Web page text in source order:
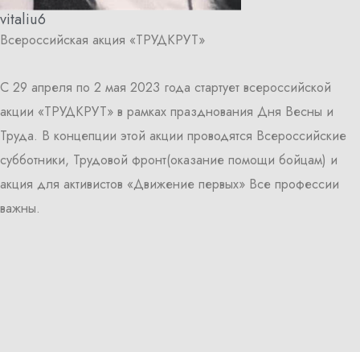
vitaliu6
Всероссийская акция «ТРУДКРУТ»
С 29 апреля по 2 мая 2023 года стартует всероссийской
акции «ТРУДКРУТ» в рамках празднования Дня Весны и
Труда. В концепции этой акции проводятся Всероссийские
субботники, Трудовой фронт(оказание помощи бойцам) и
акция для активистов «Движение первых» Все профессии
важны.